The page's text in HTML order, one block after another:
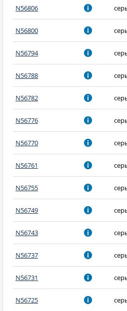
N56806
N56800
N56794
N56788
N56782
N56776
N56770
N56761
N56755
N56749
N56743
N56737
N56731
N56725